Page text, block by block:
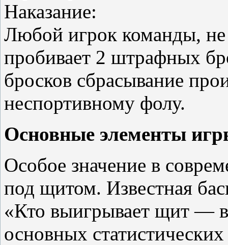
Наказание:
Любой игрок команды,
пробивает 2 штрафных
бросков сбрасывание
неспортивному фолу.
Основные элементы
Особое значение в
под щитом. Известная
«Кто выигрывает щит —
основных